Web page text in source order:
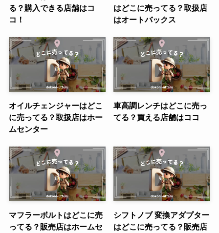
る？購入できる店舗はコ
コ！
はどこに売ってる？取扱店
はオートバックス
オイルチェンジャーはどこ
に売ってる？取扱店はホー
ムセンター
車高調レンチはどこに売っ
てる？買える店舗はココ
マフラーボルトはどこに売
ってる？販売店はホームセ
シフトノブ 変換アダプター
はどこに売ってる？販売店